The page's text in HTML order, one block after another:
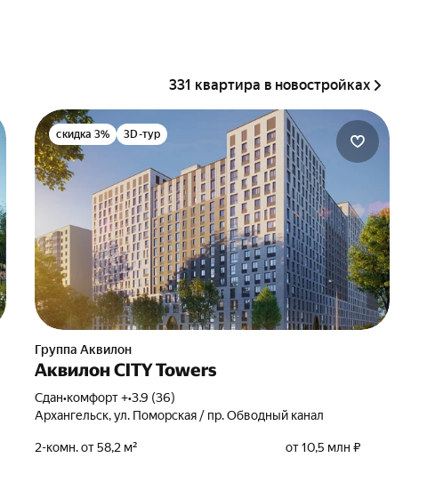
331 квартира в новостройках
скидка 3% 3D-тур
Группа Аквилон
Аквилон CITY Towers
Сдан•комфорт +•3.9 (36)
Архангельск, ул. Поморская / пр. Обводный канал
2-комн. от 58,2 м² от 10,5 млн ₽